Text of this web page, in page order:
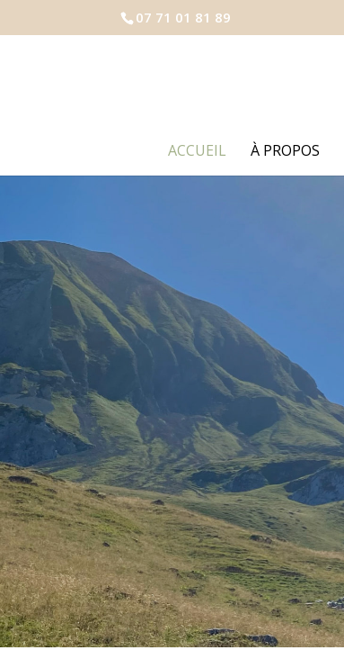
07 71 01 81 89
ACCUEIL À PROPOS